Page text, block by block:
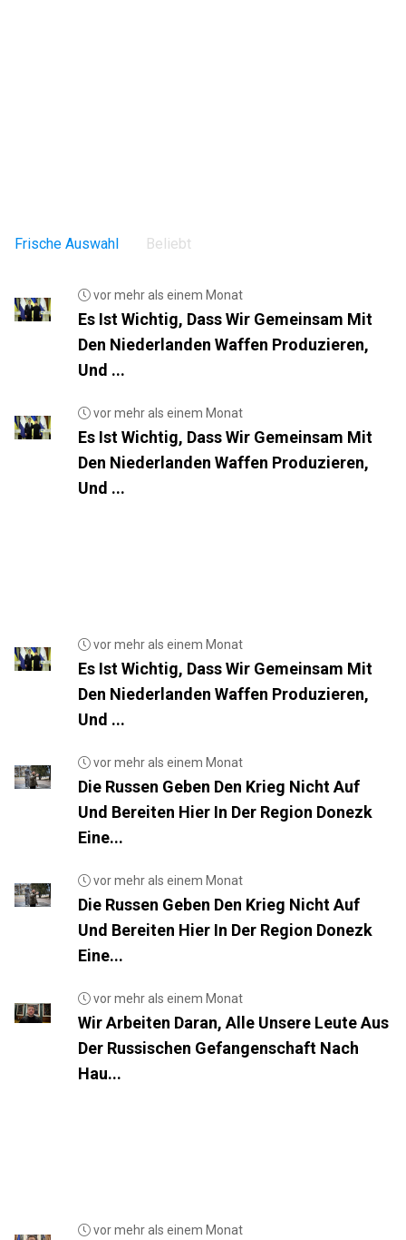
Frische Auswahl Beliebt
vor mehr als einem Monat
Es Ist Wichtig, Dass Wir Gemeinsam Mit
Den Niederlanden Waffen Produzieren,
Und ...
vor mehr als einem Monat
Es Ist Wichtig, Dass Wir Gemeinsam Mit
Den Niederlanden Waffen Produzieren,
Und ...
vor mehr als einem Monat
Es Ist Wichtig, Dass Wir Gemeinsam Mit
Den Niederlanden Waffen Produzieren,
Und ...
vor mehr als einem Monat
Die Russen Geben Den Krieg Nicht Auf
Und Bereiten Hier In Der Region Donezk
Eine...
vor mehr als einem Monat
Die Russen Geben Den Krieg Nicht Auf
Und Bereiten Hier In Der Region Donezk
Eine...
vor mehr als einem Monat
Wir Arbeiten Daran, Alle Unsere Leute Aus
Der Russischen Gefangenschaft Nach
Hau...
vor mehr als einem Monat